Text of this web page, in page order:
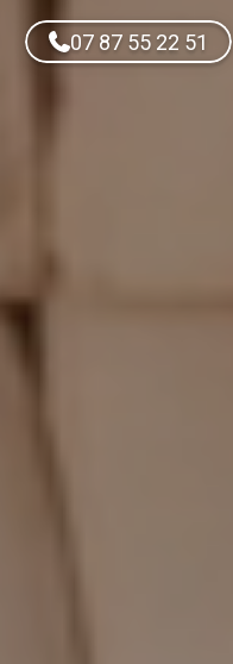
07 87 55 22 51